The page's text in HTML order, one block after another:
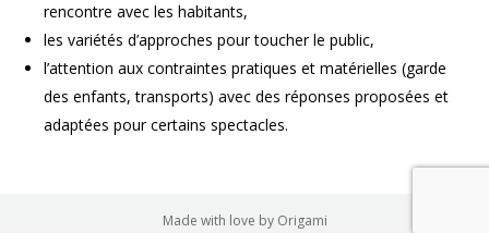
rencontre avec les habitants,
les variétés d’approches pour toucher le public,
l’attention aux contraintes pratiques et matérielles (garde
des enfants, transports) avec des réponses proposées et
adaptées pour certains spectacles.
Made with love by Origami